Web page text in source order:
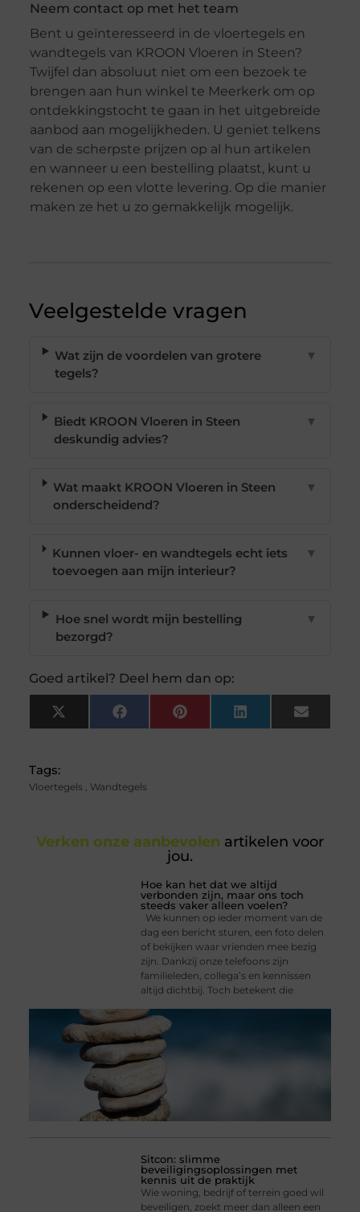
Neem contact op met het team
Bent u geïnteresseerd in de vloertegels en
wandtegels van KROON Vloeren in Steen?
Twijfel dan absoluut niet om een bezoek te
brengen aan hun winkel te Meerkerk om op
ontdekkingstocht te gaan in het uitgebreide
aanbod aan mogelijkheden. U geniet telkens
van de scherpste prijzen op al hun artikelen
en wanneer u een bestelling plaatst, kunt u
rekenen op een vlotte levering. Op die manier
maken ze het u zo gemakkelijk mogelijk.
Veelgestelde vragen
Wat zijn de voordelen van grotere
tegels?
▼
Biedt KROON Vloeren in Steen
deskundig advies?
▼
Wat maakt KROON Vloeren in Steen
onderscheidend?
▼
Kunnen vloer- en wandtegels echt iets
toevoegen aan mijn interieur?
▼
Hoe snel wordt mijn bestelling
bezorgd?
▼
Goed artikel? Deel hem dan op:
X
(Twitter)
FacebookPinterest LinkedIn Email
Tags:
Vloertegels, Wandtegels
Verken onze aanbevolen artikelen voor
jou.
Hoe kan het dat we altijd
verbonden zijn, maar ons toch
steeds vaker alleen voelen?
We kunnen op ieder moment van de
dag een bericht sturen, een foto delen
of bekijken waar vrienden mee bezig
zijn. Dankzij onze telefoons zijn
familieleden, collega’s en kennissen
altijd dichtbij. Toch betekent die
Sitcon: slimme
beveiligingsoplossingen met
kennis uit de praktijk
Wie woning, bedrijf of terrein goed wil
beveiligen, zoekt meer dan alleen een